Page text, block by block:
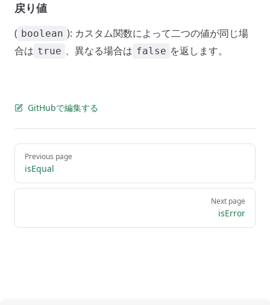
戻り値
( boolean ): カスタム関数によって二つの値が同じ場
合は true 、異なる場合は false を返します。
GitHubで編集する
Pager
Previous page
isEqual
Next page
isError